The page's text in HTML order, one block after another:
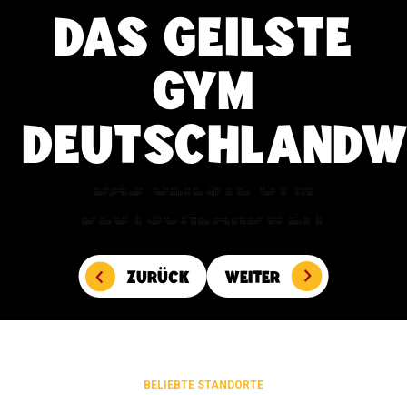
DAS GEILSTE
GYM
DAS GEILSTE GYM
DEUTSCHLANDWEIT
ZURÜCK WEITER
BELIEBTE STANDORTE